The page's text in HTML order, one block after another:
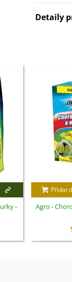
Detaily
-
Přidat
Agro -